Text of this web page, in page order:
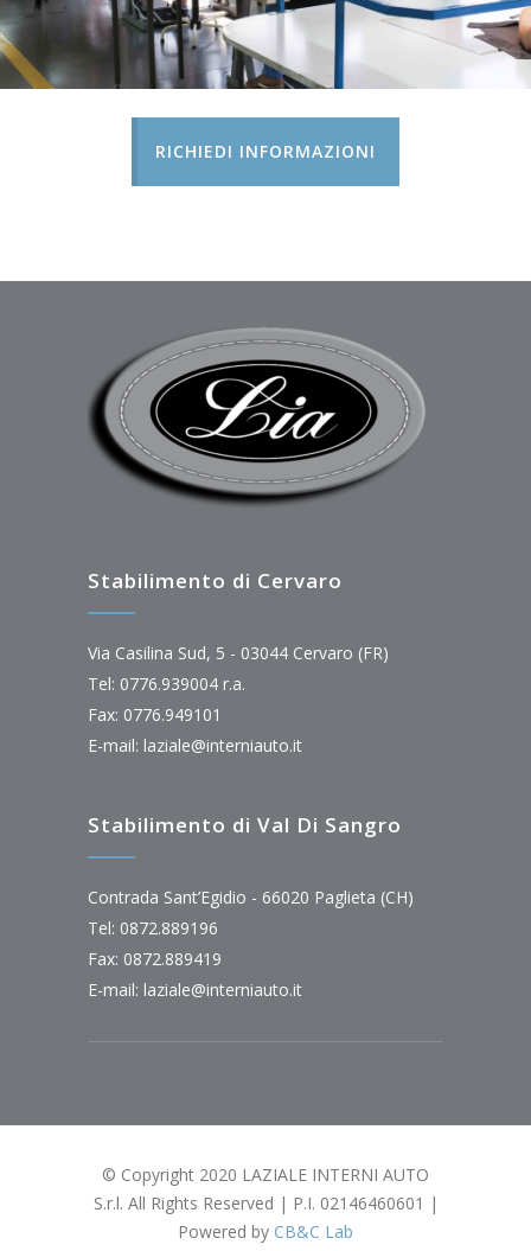
RICHIEDI INFORMAZIONI
Stabilimento di Cervaro
Via Casilina Sud, 5 - 03044 Cervaro (FR)
Tel: 0776.939004 r.a.
Fax: 0776.949101
E-mail: laziale@interniauto.it
Stabilimento di Val Di Sangro
Contrada Sant’Egidio - 66020 Paglieta (CH)
Tel: 0872.889196
Fax: 0872.889419
E-mail: laziale@interniauto.it
© Copyright 2020 LAZIALE INTERNI AUTO
S.r.l. All Rights Reserved | P.I. 02146460601 |
Powered by CB&C Lab